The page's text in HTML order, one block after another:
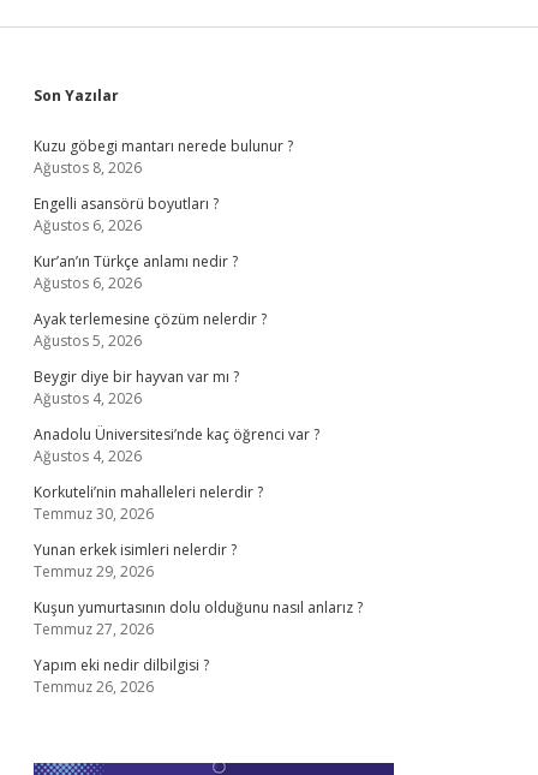
Sidebar
Son Yazılar
Kuzu göbegi mantarı nerede bulunur ?
Ağustos 8, 2026
Engelli asansörü boyutları ?
Ağustos 6, 2026
Kur’an’ın Türkçe anlamı nedir ?
Ağustos 6, 2026
Ayak terlemesine çözüm nelerdir ?
Ağustos 5, 2026
Beygir diye bir hayvan var mı ?
Ağustos 4, 2026
Anadolu Üniversitesi’nde kaç öğrenci var ?
Ağustos 4, 2026
Korkuteli’nin mahalleleri nelerdir ?
Temmuz 30, 2026
Yunan erkek isimleri nelerdir ?
Temmuz 29, 2026
Kuşun yumurtasının dolu olduğunu nasıl anlarız ?
Temmuz 27, 2026
Yapım eki nedir dilbilgisi ?
Temmuz 26, 2026